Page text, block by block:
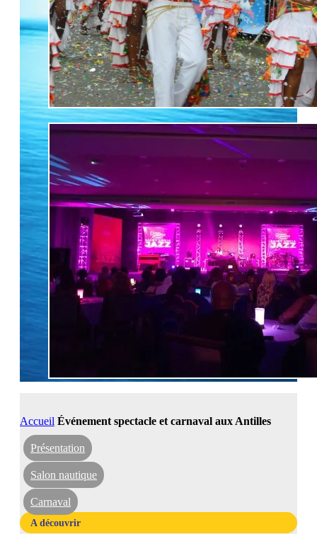
Accueil Événement spectacle et carnaval aux Antilles
Présentation
Salon nautique
Carnaval
A découvrir